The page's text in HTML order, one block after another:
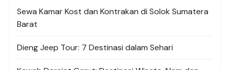
Sewa Kamar Kost dan Kontrakan di Solok Sumatera
Barat
Dieng Jeep Tour: 7 Destinasi dalam Sehari